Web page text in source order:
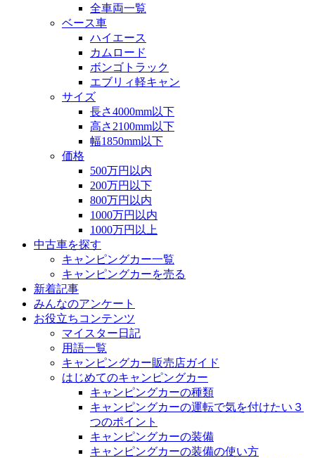
全車両一覧
ベース車
ハイエース
カムロード
ボンゴトラック
エブリィ軽キャン
サイズ
長さ4000mm以下
高さ2100mm以下
幅1850mm以下
価格
500万円以内
200万円以下
800万円以内
1000万円以内
1000万円以上
中古車を探す
キャンピングカー一覧
キャンピングカーを売る
新着記事
みんなのアンケート
お役立ちコンテンツ
マイスター日記
用語一覧
キャンピングカー販売店ガイド
はじめてのキャンピングカー
キャンピングカーの種類
キャンピングカーの運転で気を付けたい３
つのポイント
キャンピングカーの装備
キャンピングカーの装備の使い方